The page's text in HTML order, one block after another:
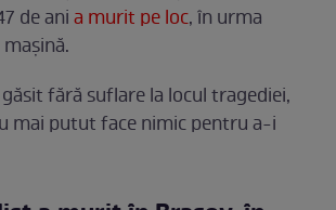
de ania murit pe loc, în urma
fără suflare la locul tragediei,
mai putut face nimic pentru a-i